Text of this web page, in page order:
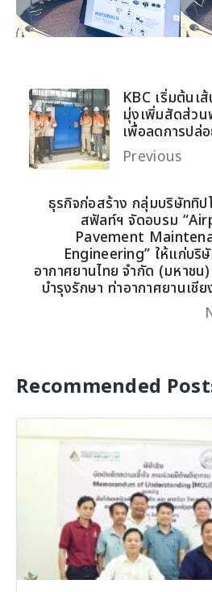
KBC เริ่มต้นเ
มุ่งเพิ่มสัดส่ว
เพื่อลดการปล่
Previous
ธุรกิจก่อสร้าง กลุ่มบริษัททิป
สฟัลท์ฯ จัดอบรม
Pavement
Engineering” ให้แก่บริ
อากาศยานไทย จำกัด (มหาชน
บำรุงรักษา ท่าอากาศยานเชีย
Recommended